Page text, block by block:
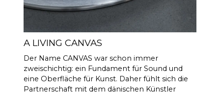
verfügt. In Kombination mit 2
x 6,5" Bass-/Mitteltönern und 2
Basiseinheit entspricht.
CANVAS HiFi ist daher
hocheffizient und spielt lauter
und bassstärker als
herkömmliche Soundbars.
A LIVING CANVAS
Der Name CANVAS war schon immer
zweischichtig: ein Fundament für Sound und
eine Oberfläche für Kunst. Daher fühlt sich die
Partnerschaft mit dem dänischen Künstler